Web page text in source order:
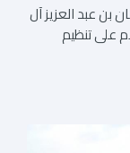
بن عبد العزيز آل
على تنظيم